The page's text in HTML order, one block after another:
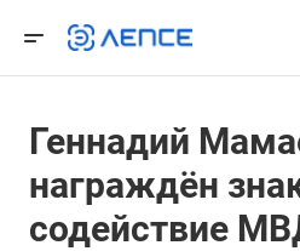
Геннадий
награждён
содействие